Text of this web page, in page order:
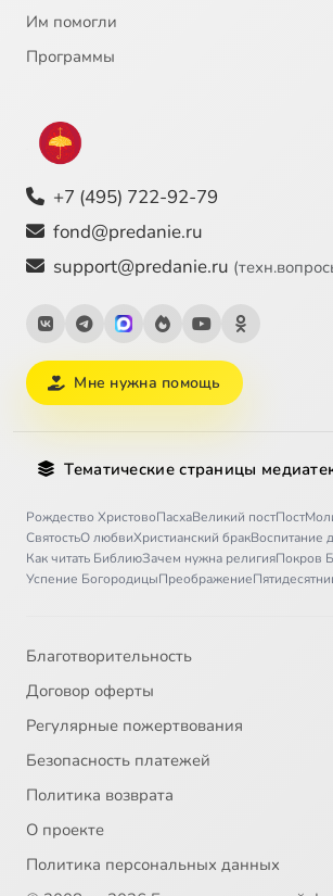
Им помогли
Программы
+7 (495) 722-92-79
fond@predanie.ru
support@predanie.ru
Мне нужна помощь
Тематические страницы
Рождество ХристовоПасхаВеликий постПост
СвятостьО любвиХристианский бракВоспитание
Как читать БиблиюЗачем нужна религияПокров
Успение БогородицыПреображение
Благотворительность
Договор оферты
Регулярные пожертвования
Безопасность платежей
Политика возврата
О проекте
Политика персональных данных